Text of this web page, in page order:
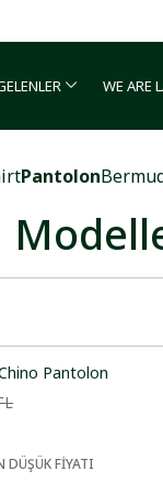
WE ARE
Pantolon
Pantolon
DÜŞÜK FİYATI